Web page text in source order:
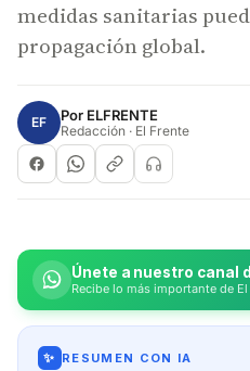
medidas sanitarias
propagación global.
EF Por ELFRENTE
Redacción · El Frente
Únete a nuestro canal
Recibe lo más importante de
✨ RESUMEN CON IA